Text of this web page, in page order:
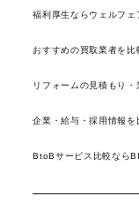
福利厚生ならウェルフェ
おすすめの買取業者を比
リフォームの見積もり
企業・給与・採用情報
BtoBサービス比較なら